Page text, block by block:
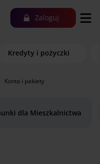
Zaloguj
Kredyty i pożyczki
Konta i pakiety
dla Mieszkalnictwa